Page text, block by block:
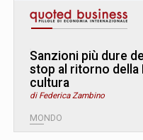
Sanzioni più dure
stop al ritorno della
cultura
di Federica Zambino
MONDO